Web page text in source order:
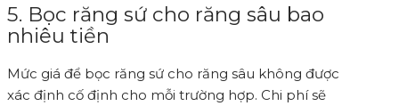
5. Bọc răng sứ cho răng sâu bao
nhiêu tiền
Mức giá để bọc răng sứ cho răng sâu không được
xác định cố định cho mỗi trường hợp. Chi phí sẽ